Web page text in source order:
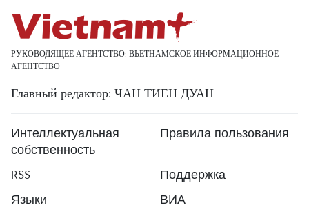
РУКОВОДЯЩЕЕ АГЕНТСТВО: ВЬЕТНАМСКОЕ ИНФОРМАЦИОННОЕ
АГЕНТСТВО
Главный редактор: ЧАН ТИЕН ДУАН
Интеллектуальная
собственность
Правила пользования
RSS
Поддержка
Языки
ВИА